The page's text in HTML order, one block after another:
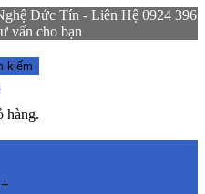
Đức Tín - Liên Hệ 0924 396
vấn cho bạn
kiếm
hàng.
+